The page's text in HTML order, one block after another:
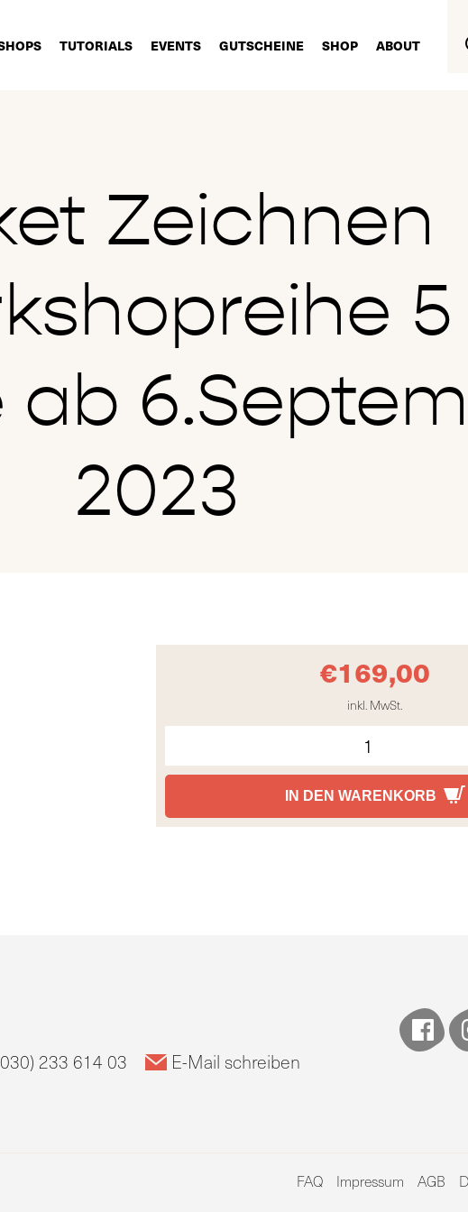
TUTORIALS EVENTS GUTSCHEINE SHOP ABOUT
Zeichnen
5
ab
2023
€169,00
inkl. MwSt.
IN DEN WARENKORB
233 614 03 E-Mail schreiben
FAQ Impressum AGB